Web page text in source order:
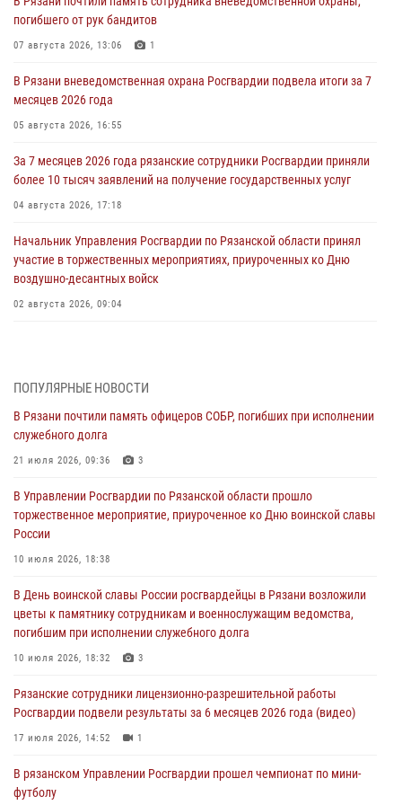
погибшего от рук бандитов
07 августа 2026, 13:06 1
В Рязани вневедомственная охрана Росгвардии подвела итоги за 7
месяцев 2026 года
05 августа 2026, 16:55
За 7 месяцев 2026 года рязанские сотрудники Росгвардии приняли
более 10 тысяч заявлений на получение государственных услуг
04 августа 2026, 17:18
Начальник Управления Росгвардии по Рязанской области принял
участие в торжественных мероприятиях, приуроченных ко Дню
воздушно-десантных войск
02 августа 2026, 09:04
Для детей рязанских росгвардейцев в историческом музее провели
экскурсию по экспозиции, посвящённой губернской эпохе
В Управлении Росгвардии по Рязанской области состоялось
награждение военнослужащих государственными наградами
29 июля 2026, 15:49
Рязанским росгвардейцам провели лекции о Крещении Руси
28 июля 2026, 09:22 1
При силовой поддержке ОМОН житель Касимовского округа лишён
законодательства
27 июля 2026, 15:26
ПОПУЛЯРНЫЕ НОВОСТИ
В Рязани почтили память офицеров СОБР, погибших при исполнении
служебного долга
21 июля 2026, 09:36 3
В Управлении Росгвардии по Рязанской области прошло
торжественное мероприятие, приуроченное ко Дню воинской славы
России
10 июля 2026, 18:38
В День воинской славы России росгвардейцы в Рязани возложили
цветы к памятнику сотрудникам и военнослужащим ведомства,
погибшим при исполнении служебного долга
10 июля 2026, 18:32 3
Рязанские сотрудники лицензионно-разрешительной работы
Росгвардии подвели результаты за 6 месяцев 2026 года (видео)
17 июля 2026, 14:52 1
В рязанском Управлении Росгвардии прошел чемпионат по мини-
футболу